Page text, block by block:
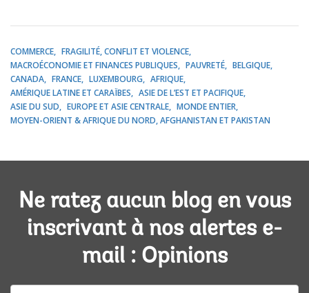
COMMERCE
FRAGILITÉ, CONFLIT ET VIOLENCE
MACROÉCONOMIE ET FINANCES PUBLIQUES
PAUVRETÉ
BELGIQUE
CANADA
FRANCE LUXEMBOURG
AFRIQUE
AMÉRIQUE LATINE ET CARAÏBES
ASIE DE L’EST ET PACIFIQUE
ASIE DU SUD
EUROPE ET ASIE CENTRALE
MONDE ENTIER
MOYEN-ORIENT & AFRIQUE DU NORD, AFGHANISTAN ET PAKISTAN
Ne ratez aucun blog en vous
inscrivant à nos alertes e-
mail : Opinions